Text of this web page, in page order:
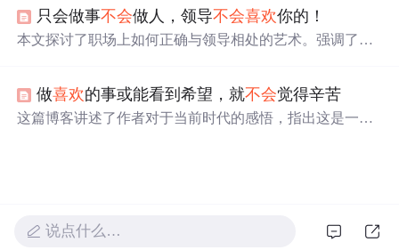
跳槽的年轻小伙还是对工作热情减退的朋友吴月，都反映
了职场人对工作态度的迷茫。强调工作不仅仅是喜欢与否
只会做事不会做人，领导不会喜欢你的！
本文探讨了职场上如何正确与领导相处的艺术。强调了在
效沟通和适时赞美对于职场关系的重要性。
做喜欢的事或能看到希望，就不会觉得辛苦
这篇博客讲述了作者对于当前时代的感悟，指出这是一个
说点什么…